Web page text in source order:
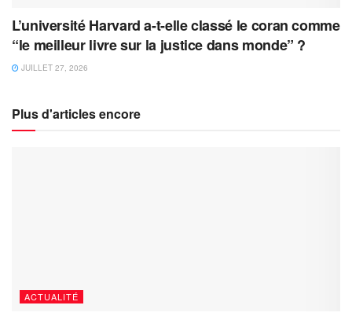
L’université Harvard a-t-elle classé le coran comme
“le meilleur livre sur la justice dans monde” ?
JUILLET 27, 2026
Plus d'articles encore
ACTUALITÉ